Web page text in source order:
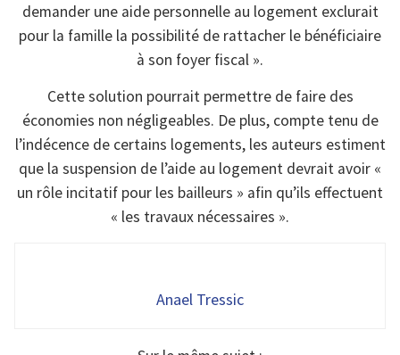
demander une aide personnelle au logement exclurait
pour la famille la possibilité de rattacher le bénéficiaire
à son foyer fiscal ».
Cette solution pourrait permettre de faire des
économies non négligeables. De plus, compte tenu de
l’indécence de certains logements, les auteurs estiment
que la suspension de l’aide au logement devrait avoir «
un rôle incitatif pour les bailleurs » afin qu’ils effectuent
« les travaux nécessaires ».
Anael Tressic